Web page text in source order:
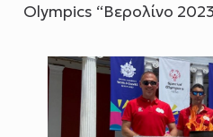
Olympics “Βερολίνο